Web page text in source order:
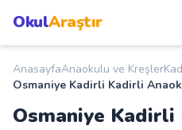
OkulAraştır
Anasayfa
Okullar
AnasayfaAnaokulu ve Kreşler
Osmaniye Kadirli Kadirli
Osmaniye